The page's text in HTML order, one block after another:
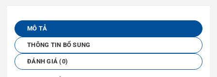
MÔ TẢ
THÔNG TIN BỔ SUNG
ĐÁNH GIÁ (0)